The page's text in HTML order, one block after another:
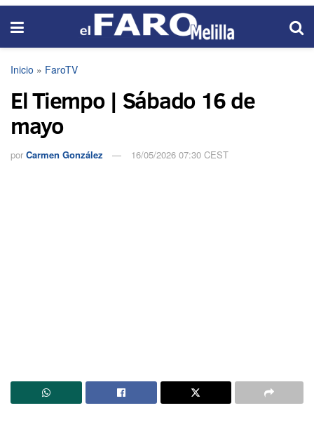
Inicio » FaroTV
El Tiempo | Sábado 16 de
mayo
por Carmen González 16/05/2026 07:30 CEST